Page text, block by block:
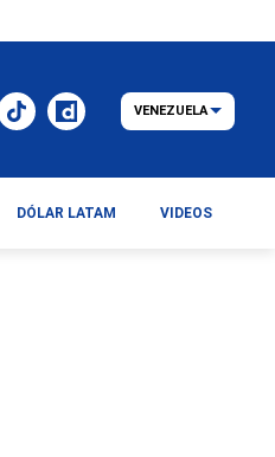
VENEZUELA
DÓLAR LATAM VIDEOS